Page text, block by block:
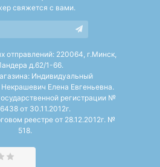
свяжется с вами.
отправлений: 220064, г.Минск,
д.62/1-66.
Индивидуальный
Елена Евгеньевна.
регистрации №
от 30.11.2012г.
реестре от 28.12.2012г. №
518.